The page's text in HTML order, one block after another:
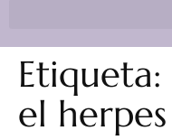
Etiqueta:
el herpes